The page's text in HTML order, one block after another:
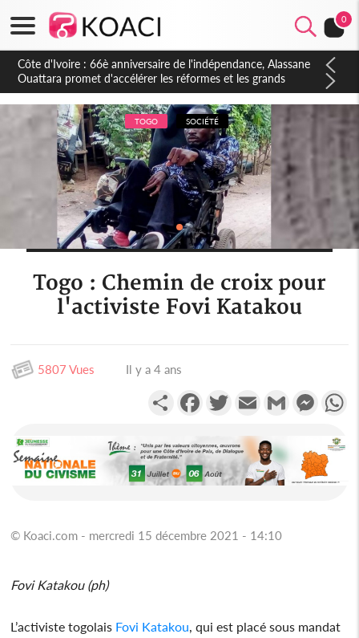
0
Côte d'Ivoire : À Abidjan, Amadou Oury Bah admire le modèle
ivoirien et veut s'en inspirer pour accélérer le développement
de la Guinée
TOGO SOCIÉTÉ
Togo : Chemin de croix pour
l'activiste Fovi Katakou
5807 Vues Il y a 4 ans
PartagerFacebookTwitterEmail Gmail
© Koaci.com - mercredi 15 décembre 2021 - 14:10
Fovi Katakou (ph)
L’activiste togolais Fovi Katakou, qui est placé sous mandat